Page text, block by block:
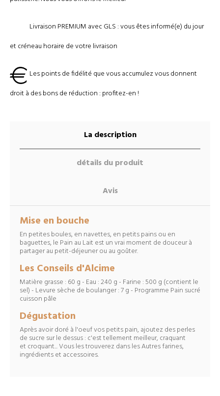
Livraison PREMIUM avec GLS : vous êtes informé(e) du jour
et créneau horaire de votre livraison
Les points de fidélité que vous accumulez vous donnent
droit à des bons de réduction : profitez-en !
La description
détails du produit
Avis
Mise en bouche
En petites boules, en navettes, en petits pains ou en
baguettes, le Pain au Lait est un vrai moment de douceur à
partager au petit-déjeuner ou au goûter.
Les Conseils d'Alcime
Matière grasse : 60 g - Eau : 240 g - Farine : 500 g (contient le
sel) - Levure sèche de boulanger : 7 g - Programme Pain sucré
cuisson pâle
Dégustation
Après avoir doré à l'oeuf vos petits pain, ajoutez des perles
de sucre sur le dessus : c'est tellement meilleur, craquant
et croquant... Vous les trouverez dans les Autres farines,
ingrédients et accessoires.